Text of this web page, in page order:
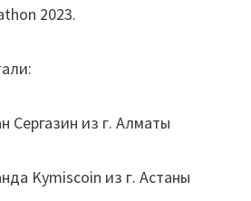
2023.
Сергазин из г. Алматы
Kymiscoin из г. Астаны